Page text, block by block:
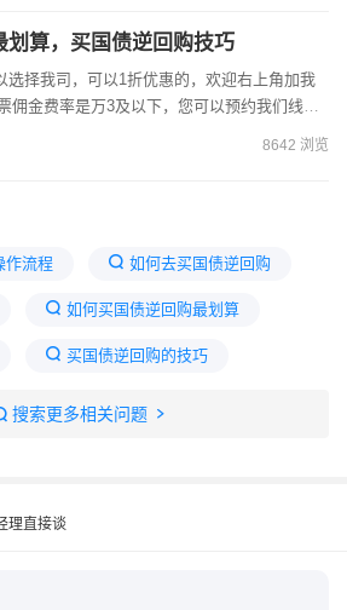
划算，买国债逆回购技巧
佣金费率是万3及以下，您可以预约我们线上
作为证券公司的资深客户经理，这里有必...
8642 浏览
作流程 如何去买国债逆回购
如何买国债逆回购最划算
买国债逆回购的技巧
技巧 买国债逆回购如何操作
搜索更多相关问题
理直接谈